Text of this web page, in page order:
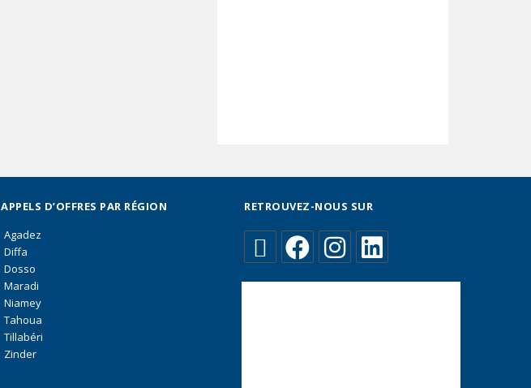
APPELS D’OFFRES PAR RÉGION
Agadez
Diffa
Dosso
Maradi
Niamey
Tahoua
Tillabéri
Zinder
RETROUVEZ-NOUS SUR